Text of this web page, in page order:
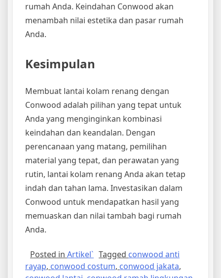
rumah Anda. Keindahan Conwood akan
menambah nilai estetika dan pasar rumah
Anda.
Kesimpulan
Membuat lantai kolam renang dengan
Conwood adalah pilihan yang tepat untuk
Anda yang menginginkan kombinasi
keindahan dan keandalan. Dengan
perencanaan yang matang, pemilihan
material yang tepat, dan perawatan yang
rutin, lantai kolam renang Anda akan tetap
indah dan tahan lama. Investasikan dalam
Conwood untuk mendapatkan hasil yang
memuaskan dan nilai tambah bagi rumah
Anda.
Posted in Artikel` Tagged conwood anti
rayap, conwood costum, conwood jakata,